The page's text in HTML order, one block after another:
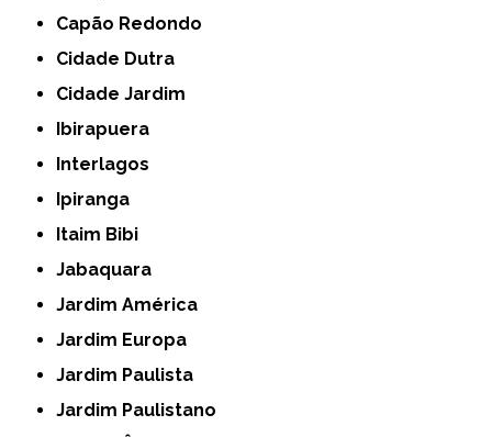
Capão Redondo
Cidade Dutra
Cidade Jardim
Ibirapuera
Interlagos
Ipiranga
Itaim Bibi
Jabaquara
Jardim América
Jardim Europa
Jardim Paulista
Jardim Paulistano